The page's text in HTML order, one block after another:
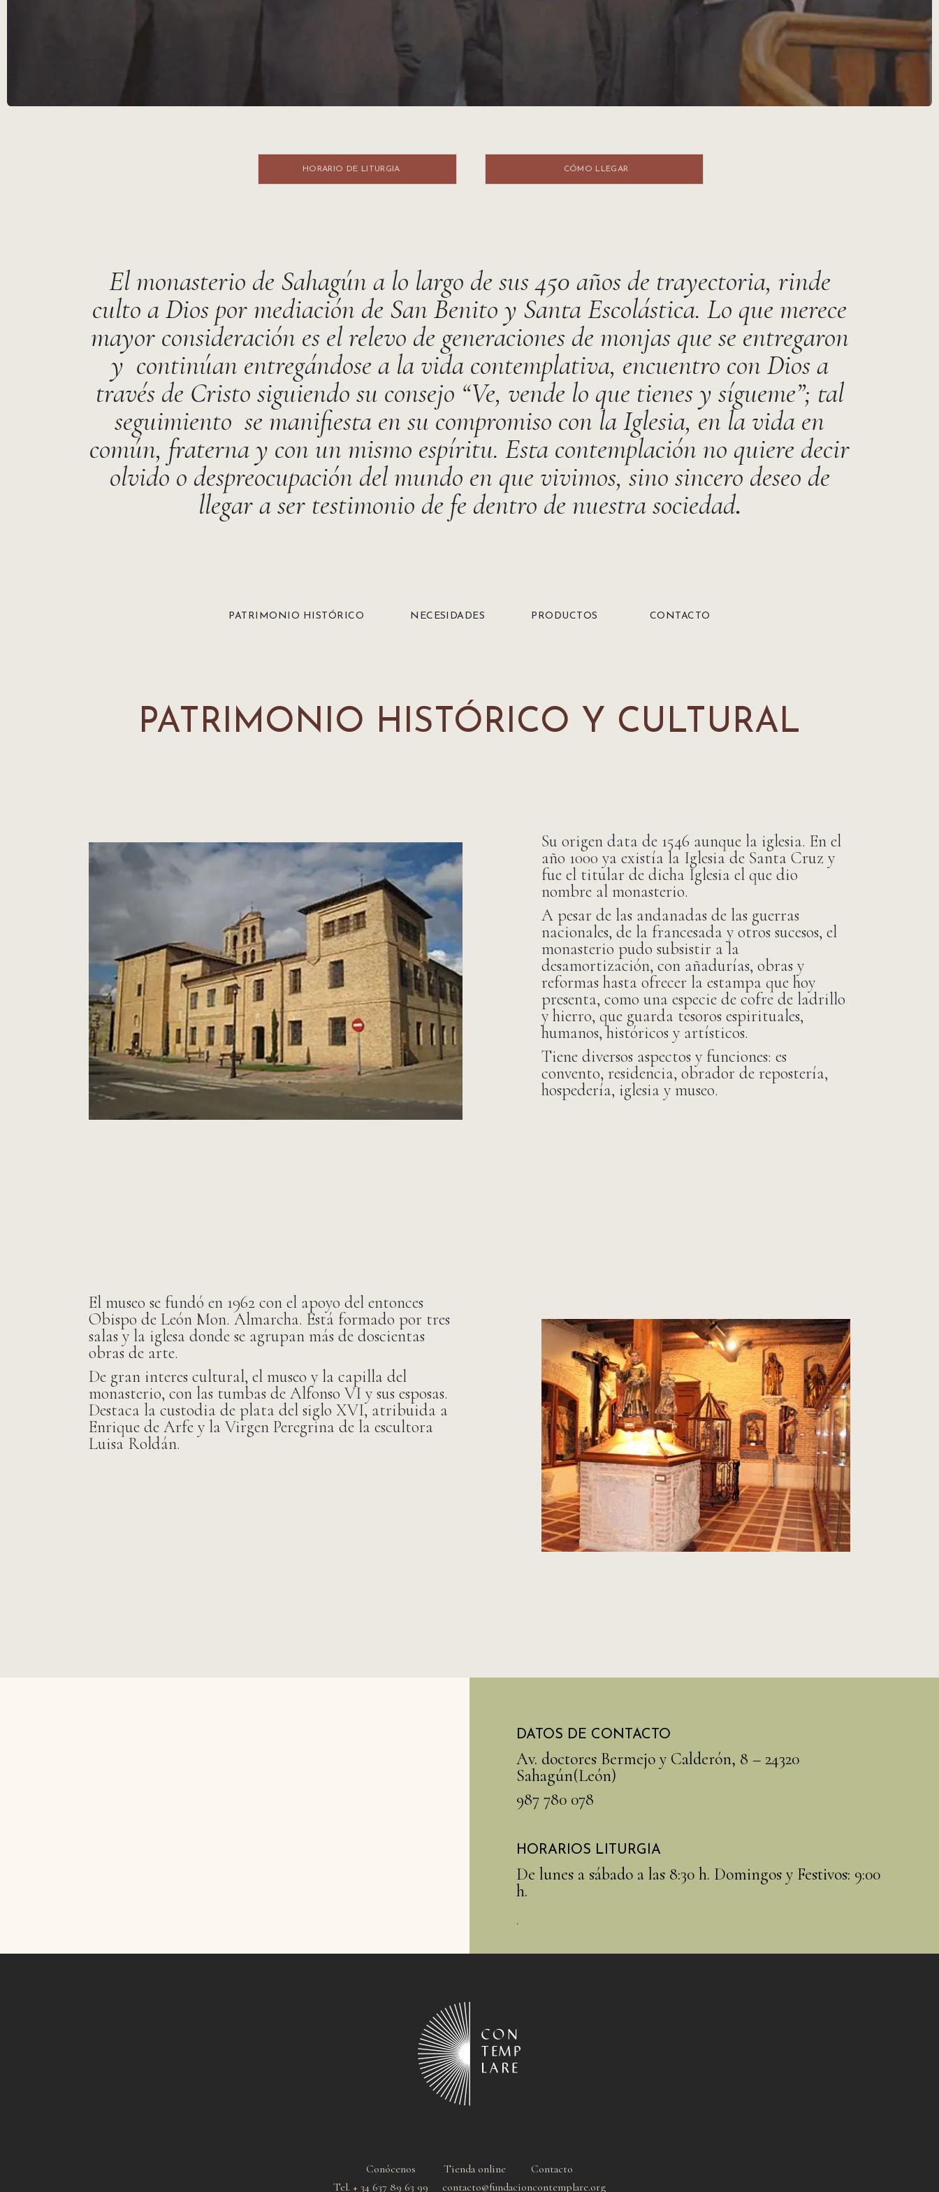
HORARIO DE LITURGIA ​​​​ CÓMO LLEGAR ​​​​
El monasterio de Sahagún a lo largo de sus 450 años de trayectoria, rinde
culto a Dios por mediación de San Benito y Santa Escolástica. Lo que merece
mayor consideración es el relevo de generaciones de monjas que se entregaron
y continúan entregándose a la vida contemplativa, encuentro con Dios a
través de Cristo siguiendo su consejo “Ve, vende lo que tienes y sígueme”; tal
seguimiento se manifiesta en su compromiso con la Iglesia, en la vida en
común, fraterna y con un mismo espíritu. Esta contemplación no quiere decir
olvido o despreocupación del mundo en que vivimos, sino sincero deseo de
llegar a ser testimonio de fe dentro de nuestra sociedad.
PATRIMONIO HISTÓRICO NECESIDADES PRODUCTOS CONTACTO
PATRIMONIO HISTÓRICO Y CULTURAL
Su origen data de 1546 aunque la iglesia. En el
año 1000 ya existía la Iglesia de Santa Cruz y
fue el titular de dicha Iglesia el que dio
nombre al monasterio.
A pesar de las andanadas de las guerras
nacionales, de la francesada y otros sucesos, el
monasterio pudo subsistir a la
desamortización, con añadurías, obras y
reformas hasta ofrecer la estampa que hoy
presenta, como una especie de cofre de ladrillo
y hierro, que guarda tesoros espirituales,
humanos, históricos y artísticos.
Tiene diversos aspectos y funciones: es
convento, residencia, obrador de repostería,
hospedería, iglesia y museo.
El museo se fundó en 1962 con el apoyo del entonces
Obispo de León Mon. Almarcha. Está formado por tres
salas y la iglesa donde se agrupan más de doscientas
obras de arte.
De gran interes cultural, el museo y la capilla del
monasterio, con las tumbas de Alfonso VI y sus esposas.
Destaca la custodia de plata del siglo XVI, atribuida a
Enrique de Arfe y la Virgen Peregrina de la escultora
Luisa Roldán.
DATOS DE CONTACTO
Av. doctores Bermejo y Calderón, 8 – 24320
Sahagún(León)
987 780 078
HORARIOS LITURGIA
De lunes a sábado a las 8:30 h. Domingos y Festivos: 9:00
h.
.
Conócenos Tienda online
Contacto
Tel. + 34 637 89 63 99 contacto@fundacioncontemplare.org